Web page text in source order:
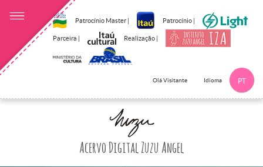
Patrocínio Master | Patrocínio |
Parceira | Realização |
Olá Visitante Idioma PT
Acervo Digital Zuzu Angel